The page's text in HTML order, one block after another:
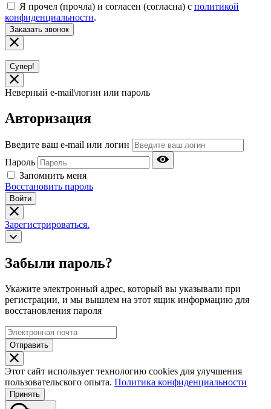
Я прочел (прочла) и согласен (согласна) с политикой
конфиденциальности.
Заказать звонок
Супер!
Неверный e-mail\логин или пароль
Авторизация
Введите ваш e-mail или логин
Пароль
Запомнить меня
Восстановить пароль
Войти
Зарегистрироваться.
Забыли пароль?
Укажите электронный адрес, который вы указывали при
регистрации, и мы вышлем на этот ящик информацию для
восстановления пароля
Отправить
Этот сайт использует технологию cookies для улучшения
пользовательского опыта. Политика конфиденциальности
Принять